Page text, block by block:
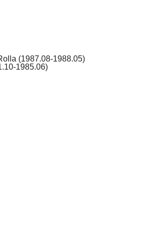
(1987.08-1988.05)
1985.06)